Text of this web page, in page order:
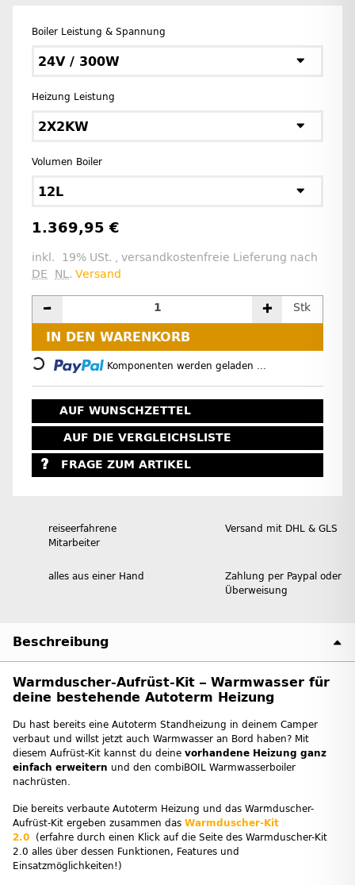
Boiler Leistung & Spannung
24V / 300W
Heizung Leistung
2X2KW
Volumen Boiler
12L
1.369,95 €
inkl. 19% USt. , versandkostenfreie Lieferung nach
DE
NL. Versand
Stk
IN DEN WARENKORB
Loading... Komponenten werden geladen ...
AUF WUNSCHZETTEL
AUF DIE VERGLEICHSLISTE
FRAGE ZUM ARTIKEL
reiseerfahrene
Mitarbeiter
Versand mit DHL & GLS
alles aus einer Hand
Zahlung per Paypal oder
Überweisung
Beschreibung
Warmduscher-Aufrüst-Kit – Warmwasser für
deine bestehende Autoterm Heizung
Du hast bereits eine Autoterm Standheizung in deinem Camper
verbaut und willst jetzt auch Warmwasser an Bord haben? Mit
diesem Aufrüst-Kit kannst du deine vorhandene Heizung ganz
einfach erweitern und den combiBOIL Warmwasserboiler
nachrüsten.
Die bereits verbaute Autoterm Heizung und das Warmduscher-
Aufrüst-Kit ergeben zusammen das Warmduscher-Kit
2.0 (erfahre durch einen Klick auf die Seite des Warmduscher-Kit
2.0 alles über dessen Funktionen, Features und
Einsatzmöglichkeiten!)